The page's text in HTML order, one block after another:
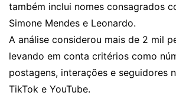
também inclui nomes consagrados
Simone Mendes e Leonardo.
A análise considerou mais de 2 mil
levando em conta critérios como
postagens, interações e seguidores
TikTok e YouTube.